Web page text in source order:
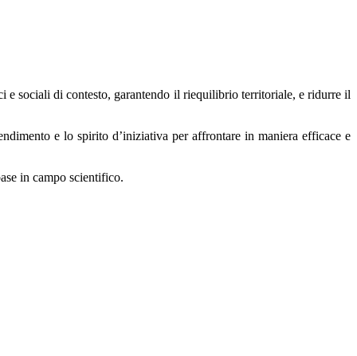
e sociali di contesto, garantendo il riequilibrio territoriale, e ridurre il
e lo spirito d’iniziativa per affrontare in maniera efficace e
in campo scientifico.